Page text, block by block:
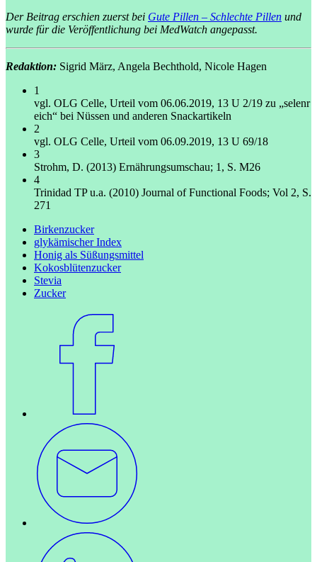
Der Beitrag erschien zuerst bei Gute Pillen – Schlechte Pillen und
wurde für die Veröffentlichung bei MedWatch angepasst.
Redaktion: Sigrid März, Angela Bechthold, Nicole Hagen
1
vgl. OLG Celle, Urteil vom 06.06.2019, 13 U 2/19 zu „selenr
eich“ bei Nüssen und anderen Snackartikeln
2
vgl. OLG Celle, Urteil vom 06.09.2019, 13 U 69/18
3
Strohm, D. (2013) Ernährungsumschau; 1, S. M26
4
Trinidad TP u.a. (2010) Journal of Functional Foods; Vol 2, S.
271
Birkenzucker
glykämischer Index
Honig als Süßungsmittel
Kokosblütenzucker
Stevia
Zucker